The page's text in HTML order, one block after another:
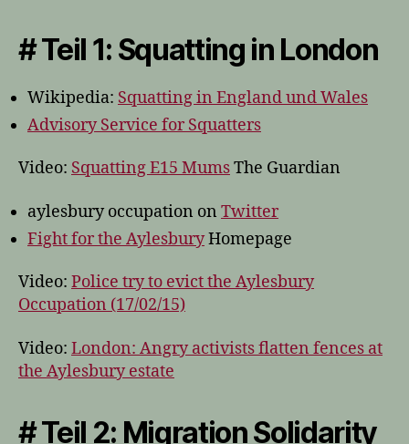
# Teil 1: Squatting in London
Wikipedia: Squatting in England und Wales
Advisory Service for Squatters
Video: Squatting E15 MumsThe Guardian
aylesbury occupation on Twitter
Fight for the AylesburyHomepage
Video: Police try to evict the Aylesbury
Occupation (17/02/15)
Video: London: Angry activists flatten fences at
the Aylesbury estate
# Teil 2: Migration Solidarity